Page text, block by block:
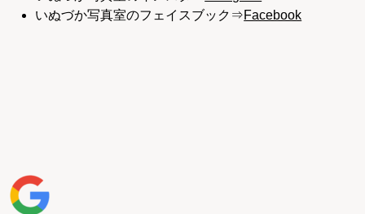
いぬづか写真室のフェイスブック⇒Facebook